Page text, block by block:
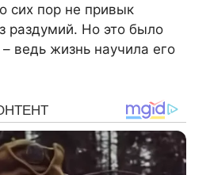
сих пор не привык
раздумий. Но это было
ведь жизнь научила его